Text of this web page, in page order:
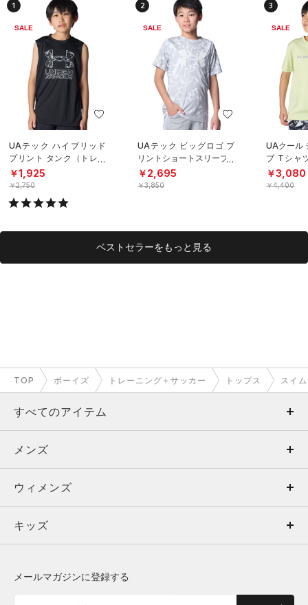
1
SALE
UAテック ハイブリッド
プリント タンク（トレー
ニング/BOYS）
￥1,925
￥2,750
2
SALE
UAテック ビッグロゴ プ
リントショートスリーブT
シャツ（トレーニング/B
OYS）
￥2,695
￥3,850
3
SALE
UAクール
ブ Tシャ
グ/BOYS
￥3,080
￥4,400
ベストセラーをもっと見る
TOP ボーイズ トレーニング＋サッカー トップス スイ
すべてのアイテム
メンズ
ウィメンズ
キッズ
メンズ
トップス
ボトムス
ウィメンズ
トップス
キッズ
メールマガジンに登録する